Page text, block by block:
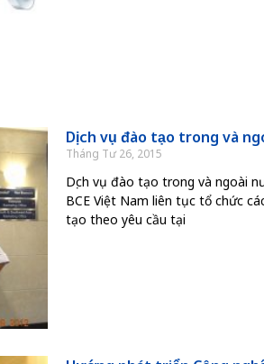
Dịch vụ đào tạo trong và
Tháng Tư 26, 2015
Dịch vụ đào tạo trong và ngoài
BCE Việt Nam liên tục tổ chức
tạo theo yêu cầu tại